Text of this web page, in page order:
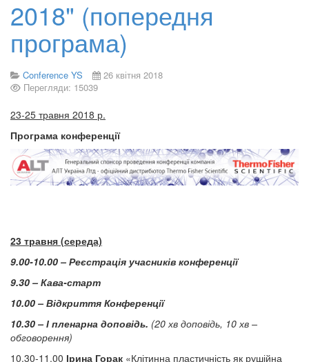
2018" (попередня
програма)
Conference YS
26 квітня 2018
Перегляди: 15039
23-25 травня 2018 р.
Програма конференції
23 травня (середа)
9.00-10.00 – Реєстрація учасників конференції
9.30 – Кава-старт
10.00 – Відкриття Конференції
10.30 – І пленарна доповідь. (20 хв доповідь, 10 хв –
обговорення)
10.30-11.00 Ірина Горак «Клітинна пластичність як рушійна